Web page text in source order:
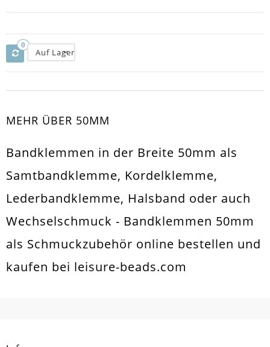
0
Auf Lager
MEHR ÜBER 50MM
Bandklemmen in der Breite 50mm als
Samtbandklemme, Kordelklemme,
Lederbandklemme, Halsband oder auch
Wechselschmuck - Bandklemmen 50mm
als Schmuckzubehör online bestellen und
kaufen bei leisure-beads.com